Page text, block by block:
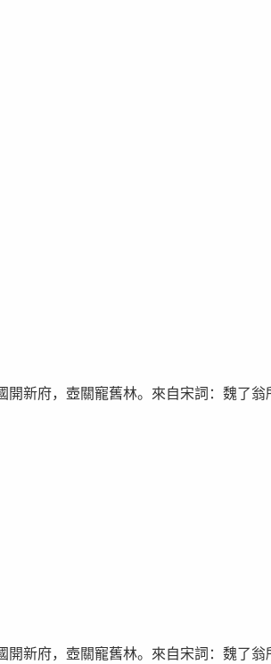
新府，壺關寵舊林。來自宋詞：魏了翁
新府，壺關寵舊林。來自宋詞：魏了翁